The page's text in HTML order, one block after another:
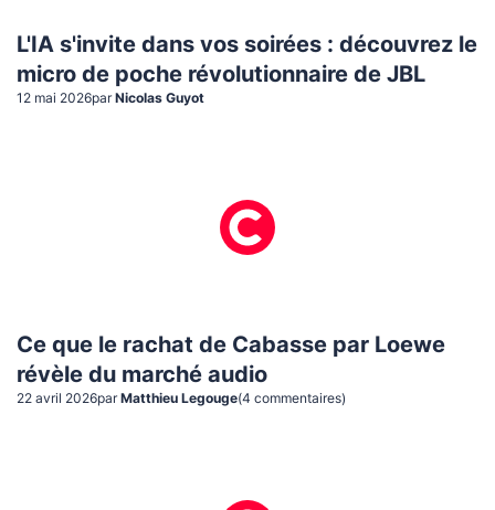
L'IA s'invite dans vos soirées : découvrez le
micro de poche révolutionnaire de JBL
12 mai 2026par Nicolas Guyot
Ce que le rachat de Cabasse par Loewe
révèle du marché audio
22 avril 2026par Matthieu Legouge(4 commentaires)